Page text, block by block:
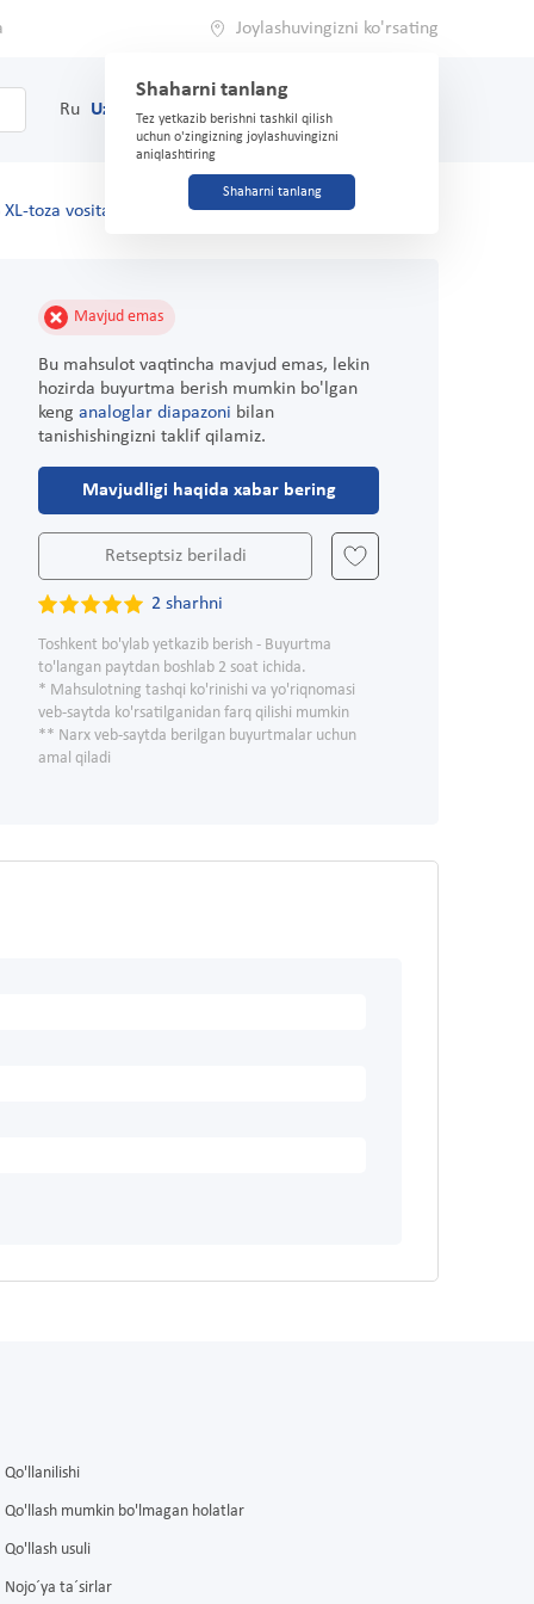
Joylashuvingizni ko'rsating
Shaharni tanlang
Tez yetkazib berishni tashkil qilish
uchun o'zingizning joylashuvingizni
aniqlashtiring
Shaharni tanlang
Ru Uz (71) 200-03-03
toza vosita
Mavjud emas
Bu mahsulot vaqtincha mavjud emas, lekin
hozirda buyurtma berish mumkin bo'lgan
keng analoglar diapazoni bilan
tanishishingizni taklif qilamiz.
Mavjudligi haqida xabar bering
Retseptsiz beriladi
2 sharhni
Toshkent bo'ylab yetkazib berish - Buyurtma
to'langan paytdan boshlab 2 soat ichida.
* Mahsulotning tashqi ko'rinishi va yo'riqnomasi
veb-saytda ko'rsatilganidan farq qilishi mumkin
** Narx veb-saytda berilgan buyurtmalar uchun
amal qiladi
Qo'llanilishi
Qo'llash mumkin bo'lmagan holatlar
Qo'llash usuli
Nojo´ya ta´sirlar